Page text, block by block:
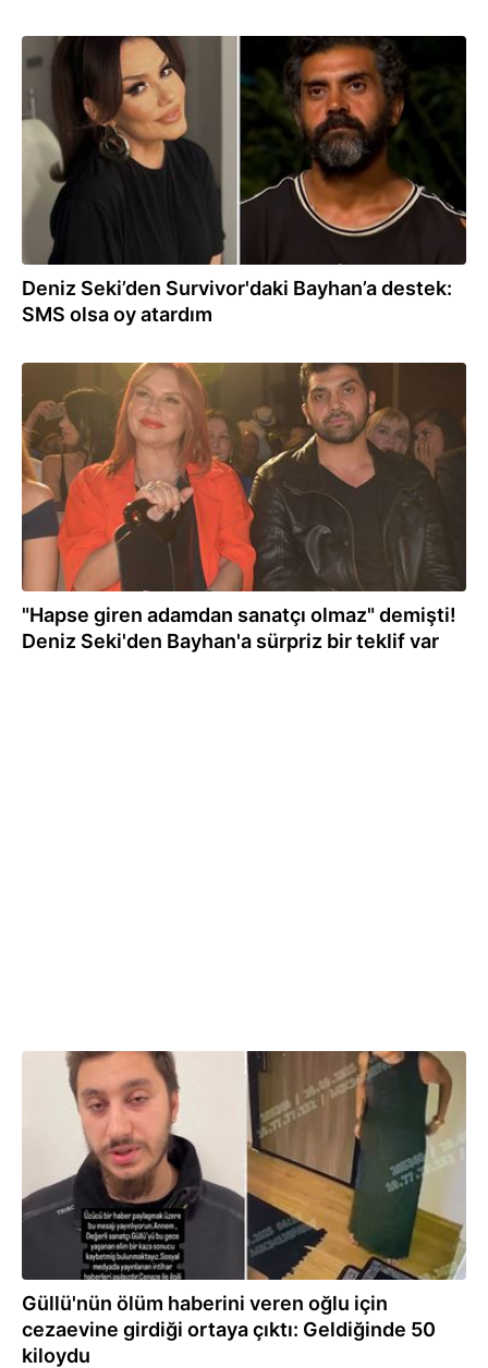
01.04.2026
Deniz Seki’den Survivor'daki Bayhan’a destek:
SMS olsa oy atardım
20.01.2026
"Hapse giren adamdan sanatçı olmaz" demişti!
Deniz Seki'den Bayhan'a sürpriz bir teklif var
29.09.2025
Güllü'nün ölüm haberini veren oğlu için
cezaevine girdiği ortaya çıktı: Geldiğinde 50
kiloydu